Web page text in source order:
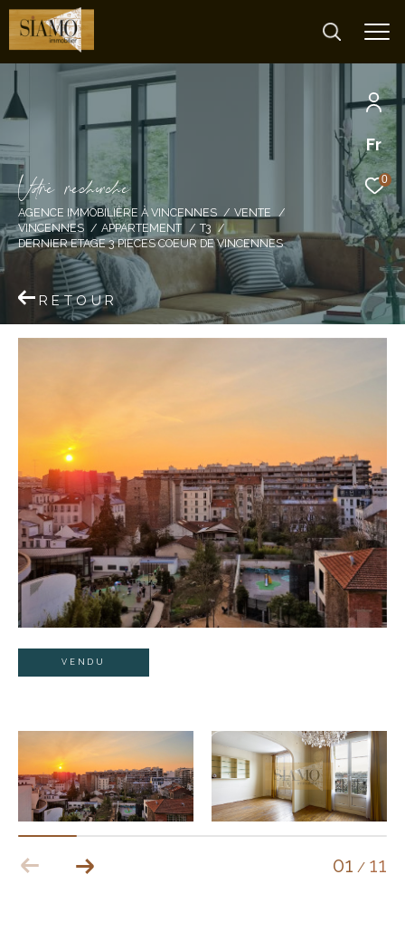
Fr
0
Vore recece
AGENCE IMMOBILIÈRE À VINCENNES
VENTE
VINCENNES
APPARTEMENT
T3
DERNIER ETAGE 3 PIECES COEUR DE VINCENNES
RETOUR
VENDU
01 / 11